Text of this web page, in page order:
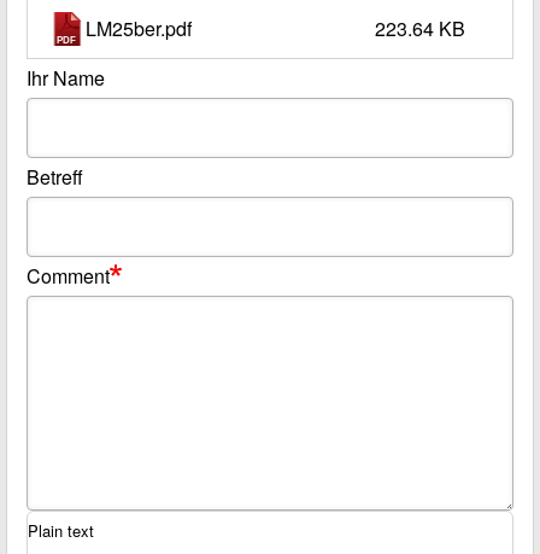
LM25ber.pdf
223.64 KB
Ihr Name
Betreff
Comment
Plain text